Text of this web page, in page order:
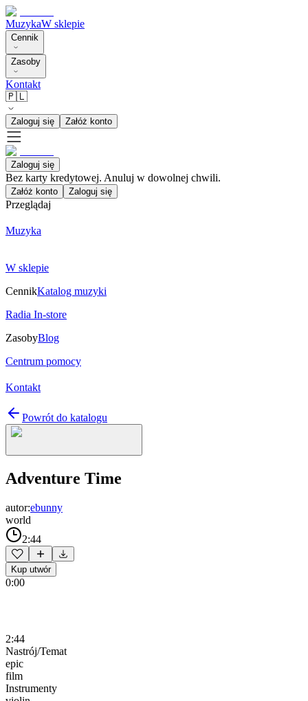
MuzykaW sklepie
Cennik
Zasoby
Kontakt
🇵🇱
Zaloguj się Załóż konto
Zaloguj się
Bez karty kredytowej. Anuluj w dowolnej chwili.
Załóż konto Zaloguj się
Przeglądaj
Muzyka
W sklepie
CennikKatalog muzyki
Radia In-store
ZasobyBlog
Centrum pomocy
Kontakt
Powrót do katalogu
Adventure Time
autor:ebunny
world
2:44
Kup utwór
0:00
2:44
Nastrój/Temat
epic
film
Instrumenty